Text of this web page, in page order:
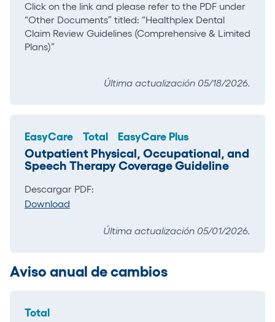
Click on the link and please refer to the PDF under
“Other Documents” titled: “Healthplex Dental
Claim Review Guidelines (Comprehensive & Limited
Plans)”
Última actualización 05/18/2026.
EasyCare Total EasyCare Plus
Outpatient Physical, Occupational, and
Speech Therapy Coverage Guideline
Descargar PDF:
Download
Última actualización 05/01/2026.
Aviso anual de cambios
Total